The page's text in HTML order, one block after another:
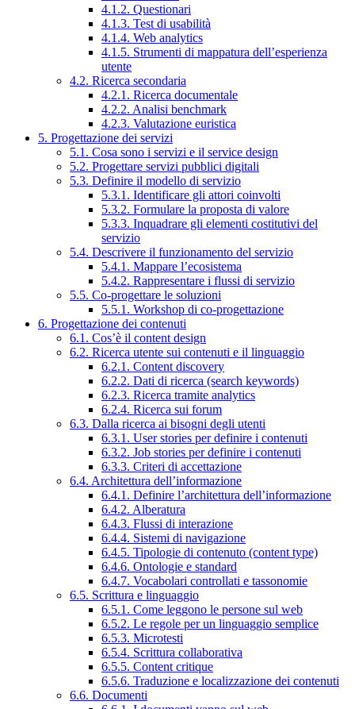
4.1.2. Questionari
4.1.3. Test di usabilità
4.1.4. Web analytics
4.1.5. Strumenti di mappatura dell’esperienza
utente
4.2. Ricerca secondaria
4.2.1. Ricerca documentale
4.2.2. Analisi benchmark
4.2.3. Valutazione euristica
5. Progettazione dei servizi
5.1. Cosa sono i servizi e il service design
5.2. Progettare servizi pubblici digitali
5.3. Definire il modello di servizio
5.3.1. Identificare gli attori coinvolti
5.3.2. Formulare la proposta di valore
5.3.3. Inquadrare gli elementi costitutivi del
servizio
5.4. Descrivere il funzionamento del servizio
5.4.1. Mappare l’ecosistema
5.4.2. Rappresentare i flussi di servizio
5.5. Co-progettare le soluzioni
5.5.1. Workshop di co-progettazione
6. Progettazione dei contenuti
6.1. Cos’è il content design
6.2. Ricerca utente sui contenuti e il linguaggio
6.2.1. Content discovery
6.2.2. Dati di ricerca (search keywords)
6.2.3. Ricerca tramite analytics
6.2.4. Ricerca sui forum
6.3. Dalla ricerca ai bisogni degli utenti
6.3.1. User stories per definire i contenuti
6.3.2. Job stories per definire i contenuti
6.3.3. Criteri di accettazione
6.4. Architettura dell’informazione
6.4.1. Definire l’architettura dell’informazione
6.4.2. Alberatura
6.4.3. Flussi di interazione
6.4.4. Sistemi di navigazione
6.4.5. Tipologie di contenuto (content type)
6.4.6. Ontologie e standard
6.4.7. Vocabolari controllati e tassonomie
6.5. Scrittura e linguaggio
6.5.1. Come leggono le persone sul web
6.5.2. Le regole per un linguaggio semplice
6.5.3. Microtesti
6.5.4. Scrittura collaborativa
6.5.5. Content critique
6.5.6. Traduzione e localizzazione dei contenuti
6.6. Documenti